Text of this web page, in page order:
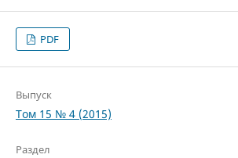
PDF
Выпуск
Том 15 № 4 (2015)
Раздел